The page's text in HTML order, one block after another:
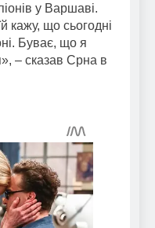
у Варшаві.
кажу, що сьогодні
Буває, що я
– сказав Срна в